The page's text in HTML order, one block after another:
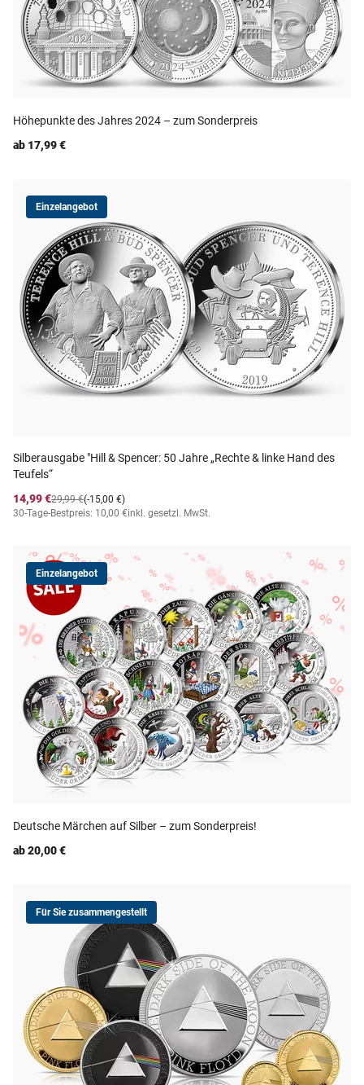
Höhepunkte des Jahres 2024 – zum Sonderpreis
ab 17,99 €
Einzelangebot
Silberausgabe "Hill & Spencer: 50 Jahre „Rechte & linke Hand des
Teufels“
14,99 €
(-15,00 €)
29,99 €
30-Tage-Bestpreis: 10,00 €inkl. gesetzl. MwSt.
Einzelangebot
Deutsche Märchen auf Silber – zum Sonderpreis!
ab 20,00 €
Für Sie zusammengestellt